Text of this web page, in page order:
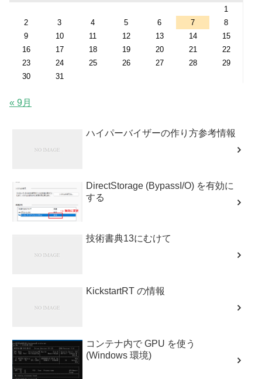
1
2
3 4 5 6 7
8
9
10 11 12 13 14
15
16
17 18 19 20 21
22
23
24 25 26 27 28
29
30
31
« 9月
ハイパーバイザーの作り方参考情報
DirectStorage (BypassI/O) を有効に
する
技術書典13にむけて
KickstartRT の情報
コンテナ内で GPU を使う
(Windows 環境)